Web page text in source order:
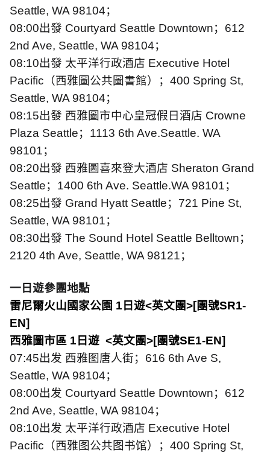
Seattle, WA 98104；
08:00出發 Courtyard Seattle Downtown； 612
2nd Ave, Seattle, WA 98104；
08:10出發 太平洋行政酒店 Executive Hotel
Pacific （西雅圖公共圖書館）； 400 Spring St,
Seattle, WA 98104；
08:15出發 西雅圖市中心皇冠假日酒店 Crowne
Plaza Seattle； 1113 6th Ave.Seattle. WA
98101；
08:20出發 西雅圖喜來登大酒店 Sheraton Grand
Seattle； 1400 6th Ave. Seattle.WA 98101；
08:25出發 Grand Hyatt Seattle； 721 Pine St,
Seattle, WA 98101；
08:30出發 The Sound Hotel Seattle Belltown；
2120 4th Ave, Seattle, WA 98121；
一日遊參團地點
雷尼爾火山國家公園 1 日遊<英文團>[團號SR1-
EN]
西雅圖市區 1 日遊 <英文團>[團號SE1-EN]
07:45出发 西雅图唐人街； 616 6th Ave S,
Seattle, WA 98104；
08:00出发 Courtyard Seattle Downtown； 612
2nd Ave, Seattle, WA 98104；
08:10出发 太平洋行政酒店 Executive Hotel
Pacific （西雅图公共图书馆）； 400 Spring St,